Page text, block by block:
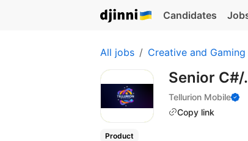
Candidates
All jobs Creative and Gaming
Senior C#/
Tellurion Mobile
Copy link
Product